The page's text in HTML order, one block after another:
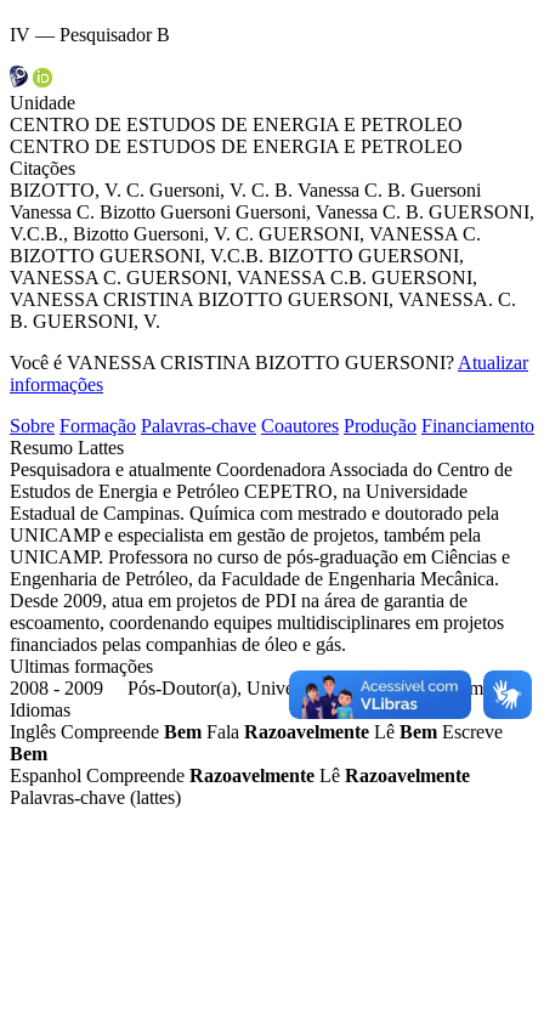
IV — Pesquisador B
Unidade
CENTRO DE ESTUDOS DE ENERGIA E PETROLEO
CENTRO DE ESTUDOS DE ENERGIA E PETROLEO
Citações
BIZOTTO, V. C. Guersoni, V. C. B. Vanessa C. B. Guersoni
Vanessa C. Bizotto Guersoni Guersoni, Vanessa C. B. GUERSONI,
V.C.B., Bizotto Guersoni, V. C. GUERSONI, VANESSA C.
BIZOTTO GUERSONI, V.C.B. BIZOTTO GUERSONI,
VANESSA C. GUERSONI, VANESSA C.B. GUERSONI,
VANESSA CRISTINA BIZOTTO GUERSONI, VANESSA. C.
B. GUERSONI, V.
Você é VANESSA CRISTINA BIZOTTO GUERSONI? Atualizar
informações
Sobre Formação Palavras-chave Coautores Produção Financiamento
Resumo Lattes
Pesquisadora e atualmente Coordenadora Associada do Centro de
Estudos de Energia e Petróleo CEPETRO, na Universidade
Estadual de Campinas. Química com mestrado e doutorado pela
UNICAMP e especialista em gestão de projetos, também pela
UNICAMP. Professora no curso de pós-graduação em Ciências e
Engenharia de Petróleo, da Faculdade de Engenharia Mecânica.
Desde 2009, atua em projetos de PDI na área de garantia de
escoamento, coordenando equipes multidisciplinares em projetos
financiados pelas companhias de óleo e gás.
Ultimas formações
2008 - 2009 Pós-Doutor(a), Universidade Estadual de Campinas
Idiomas
Inglês Compreende Bem Fala Razoavelmente Lê Bem Escreve
Bem
Espanhol Compreende Razoavelmente Lê Razoavelmente
Palavras-chave (lattes)